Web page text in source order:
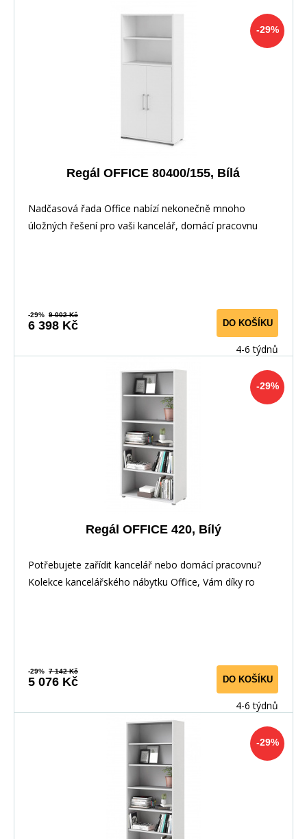
-29%
Regál OFFICE 80400/155, Bílá
Nadčasová řada Office nabízí nekonečně mnoho
úložných řešení pro vaši kancelář, domácí pracovnu
-29% 9 002 Kč
6 398 Kč DO KOŠÍKU
4-6 týdnů
-29%
Regál OFFICE 420, Bílý
Potřebujete zařídit kancelář nebo domácí pracovnu?
Kolekce kancelářského nábytku Office, Vám díky ro
-29% 7 142 Kč
5 076 Kč DO KOŠÍKU
4-6 týdnů
-29%